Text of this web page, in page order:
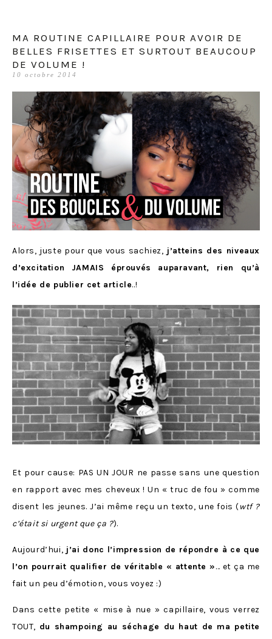
MA ROUTINE CAPILLAIRE POUR AVOIR DE
BELLES FRISETTES ET SURTOUT BEAUCOUP
DE VOLUME !
10 octobre 2014
Alors, juste pour que vous sachiez, j’atteins des niveaux
d’excitation JAMAIS éprouvés auparavant, rien qu’à
l’idée de publier cet article..!
Et pour cause: PAS UN JOUR ne passe sans une question
en rapport avec mes cheveux ! Un « truc de fou » comme
disent les jeunes. J’ai même reçu un texto, une fois (wtf ?
c’était si urgent que ça ?).
Aujourd’hui, j’ai donc l’impression de répondre à ce que
l’on pourrait qualifier de véritable « attente »… et ça me
fait un peu d’émotion, vous voyez :)
Dans cette petite « mise à nue » capillaire, vous verrez
TOUT, du shampoing au séchage du haut de ma petite